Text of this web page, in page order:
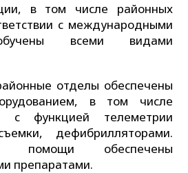
в том числе районных
с международными
всеми видами
отделы обеспечены
в том числе
с функцией телеметрии
дефибрилляторами.
помощи обеспечены
препаратами.